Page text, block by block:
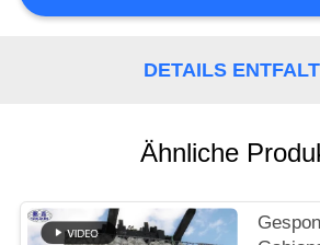
DETAILS
Ähnliche